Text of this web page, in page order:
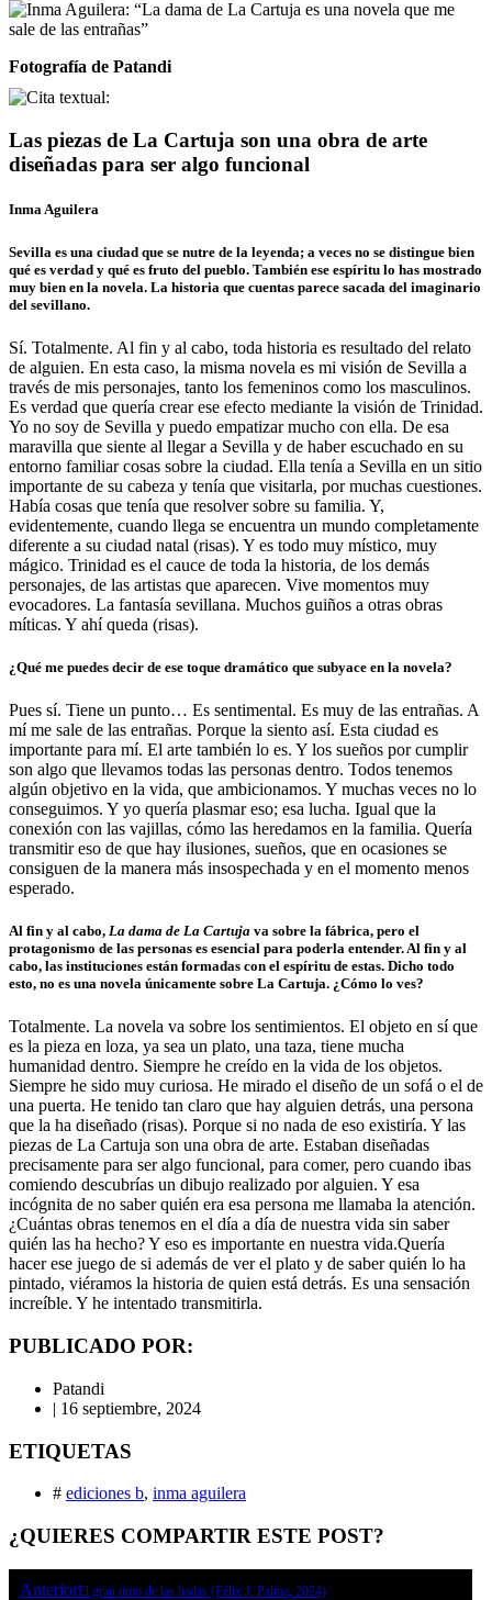
Fotografía de Patandi
Las piezas de La Cartuja son una obra de arte
diseñadas para ser algo funcional
Inma Aguilera
Sevilla es una ciudad que se nutre de la leyenda; a veces no se distingue bien
qué es verdad y qué es fruto del pueblo. También ese espíritu lo has mostrado
muy bien en la novela. La historia que cuentas parece sacada del imaginario
del sevillano.
Sí. Totalmente. Al fin y al cabo, toda historia es resultado del relato
de alguien. En esta caso, la misma novela es mi visión de Sevilla a
través de mis personajes, tanto los femeninos como los masculinos.
Es verdad que quería crear ese efecto mediante la visión de Trinidad.
Yo no soy de Sevilla y puedo empatizar mucho con ella. De esa
maravilla que siente al llegar a Sevilla y de haber escuchado en su
entorno familiar cosas sobre la ciudad. Ella tenía a Sevilla en un sitio
importante de su cabeza y tenía que visitarla, por muchas cuestiones.
Había cosas que tenía que resolver sobre su familia. Y,
evidentemente, cuando llega se encuentra un mundo completamente
diferente a su ciudad natal (risas). Y es todo muy místico, muy
mágico. Trinidad es el cauce de toda la historia, de los demás
personajes, de las artistas que aparecen. Vive momentos muy
evocadores. La fantasía sevillana. Muchos guiños a otras obras
míticas. Y ahí queda (risas).
¿Qué me puedes decir de ese toque dramático que subyace en la novela?
Pues sí. Tiene un punto… Es sentimental. Es muy de las entrañas. A
mí me sale de las entrañas. Porque la siento así. Esta ciudad es
importante para mí. El arte también lo es. Y los sueños por cumplir
son algo que llevamos todas las personas dentro. Todos tenemos
algún objetivo en la vida, que ambicionamos. Y muchas veces no lo
conseguimos. Y yo quería plasmar eso; esa lucha. Igual que la
conexión con las vajillas, cómo las heredamos en la familia. Quería
transmitir eso de que hay ilusiones, sueños, que en ocasiones se
consiguen de la manera más insospechada y en el momento menos
esperado.
Al fin y al cabo, La dama de La Cartuja va sobre la fábrica, pero el
protagonismo de las personas es esencial para poderla entender. Al fin y al
cabo, las instituciones están formadas con el espíritu de estas. Dicho todo
esto, no es una novela únicamente sobre La Cartuja. ¿Cómo lo ves?
Totalmente. La novela va sobre los sentimientos. El objeto en sí que
es la pieza en loza, ya sea un plato, una taza, tiene mucha
humanidad dentro. Siempre he creído en la vida de los objetos.
Siempre he sido muy curiosa. He mirado el diseño de un sofá o el de
una puerta. He tenido tan claro que hay alguien detrás, una persona
que la ha diseñado (risas). Porque si no nada de eso existiría. Y las
piezas de La Cartuja son una obra de arte. Estaban diseñadas
precisamente para ser algo funcional, para comer, pero cuando ibas
comiendo descubrías un dibujo realizado por alguien. Y esa
incógnita de no saber quién era esa persona me llamaba la atención.
¿Cuántas obras tenemos en el día a día de nuestra vida sin saber
quién las ha hecho? Y eso es importante en nuestra vida.Quería
hacer ese juego de si además de ver el plato y de saber quién lo ha
pintado, viéramos la historia de quien está detrás. Es una sensación
increíble. Y he intentado transmitirla.
PUBLICADO POR:
Patandi
| 16 septiembre, 2024
ETIQUETAS
# ediciones b, inma aguilera
¿QUIERES COMPARTIR ESTE POST?
AnteriorEl gran timo de las hadas (Félix J. Palma, 2024)